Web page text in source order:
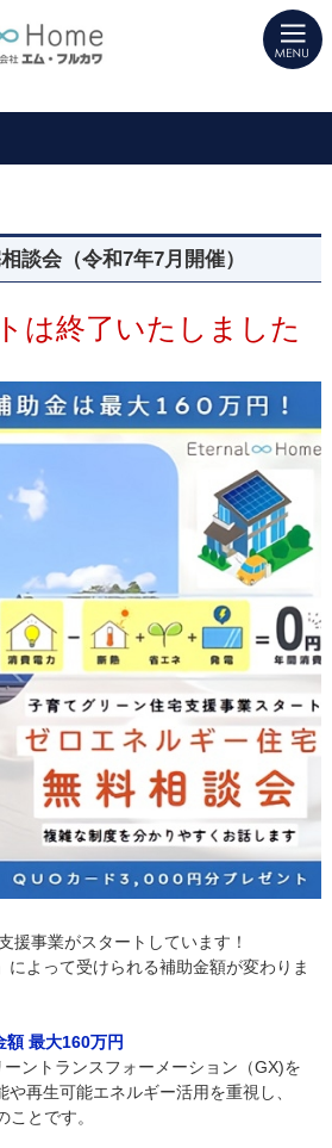
津市・西濃地域の注文住宅・新築戸建てを手が
注文住宅・新築戸建てを手がける工務店ならエ
談会（令和7年7月開催）
は終了いたしました
援事業がスタートしています！
によって受けられる補助金額が変わりま
額 最大160万円
ーントランスフォーメーション（GX)を
再生可能エネルギー活用を重視し、
とです。